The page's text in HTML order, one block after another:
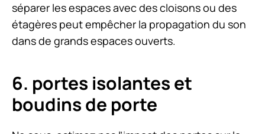
séparer les espaces avec des cloisons ou des
étagères peut empêcher la propagation du son
dans de grands espaces ouverts.
6. portes isolantes et
boudins de porte